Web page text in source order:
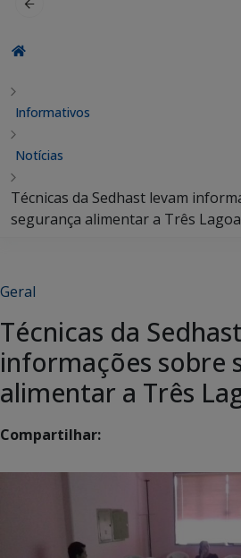
Informativos
Notícias
Técnicas da Sedhast levam
segurança alimentar a Três
Geral
Técnicas da
informações sobre
alimentar a Três
Compartilhar: